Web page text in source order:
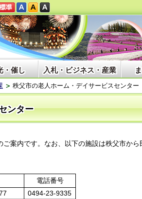
・催し 入札・ビジネス・産業
秩父市の老人ホーム・デイサービスセンター
ンター
案内です。なお、以下の施設は秩父市から
電話番号
0494-23-9335